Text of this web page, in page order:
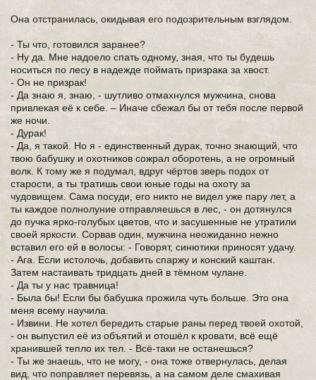
Она отстранилась, окидывая его подозрительным взглядом.
- Ты что, готовился заранее?
- Ну да. Мне надоело спать одному, зная, что ты будешь
носиться по лесу в надежде поймать призрака за хвост.
- Он не призрак!
- Да знаю я, знаю, - шутливо отмахнулся мужчина, снова
привлекая её к себе. – Иначе сбежал бы от тебя после первой
же ночи.
- Дурак!
- Да, я такой. Но я - единственный дурак, точно знающий, что
твою бабушку и охотников сожрал оборотень, а не огромный
волк. К тому же я подумал, вдруг чёртов зверь подох от
старости, а ты тратишь свои юные годы на охоту за
чудовищем. Сама посуди, его никто не видел уже пару лет, а
ты каждое полнолуние отправляешься в лес, - он дотянулся
до пучка ярко-голубых цветов, что и засушенные не утратили
своей яркости. Сорвав один, мужчина неожиданно нежно
вставил его ей в волосы: - Говорят, синютики приносят удачу.
- Ага. Если истолочь, добавить спаржу и конский каштан.
Затем настаивать тридцать дней в тёмном чулане.
- Да ты у нас травница!
- Была бы! Если бы бабушка прожила чуть больше. Это она
меня всему научила.
- Извини. Не хотел бередить старые раны перед твоей охотой,
- он выпустил её из объятий и отошёл к кровати, всё ещё
хранившей тепло их тел. - Всё-таки не останешься?
- Ты же знаешь, что не могу, - она тоже отвернулась, делая
вид, что поправляет перевязь, а на самом деле смахивая